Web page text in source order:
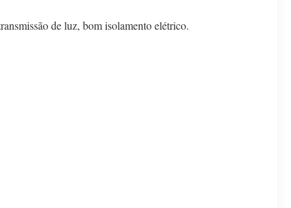
de luz, bom isolamento elétrico.